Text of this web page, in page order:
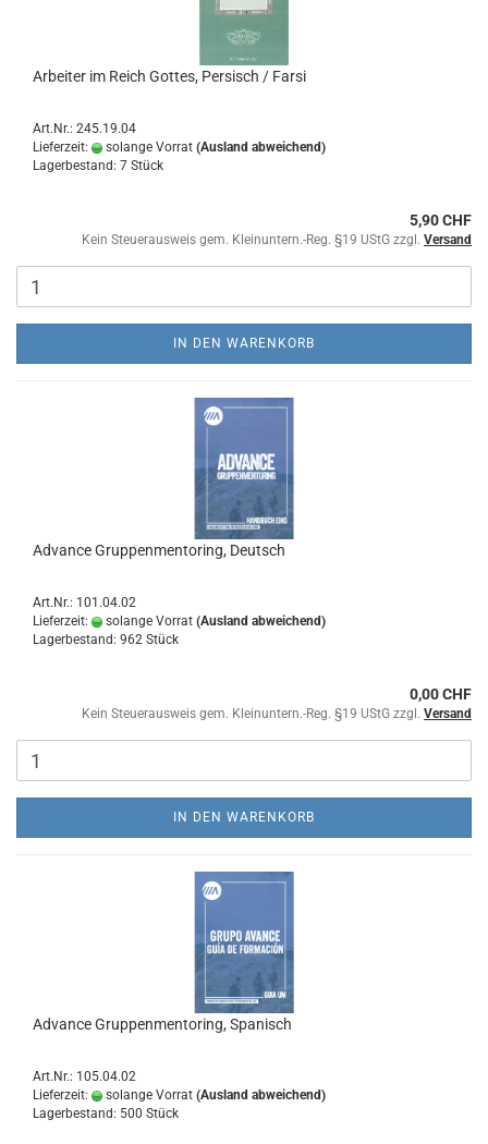
Arbeiter im Reich Gottes, Persisch / Farsi
Art.Nr.: 245.19.04
Lieferzeit:
solange Vorrat (Ausland abweichend)
Lagerbestand: 7 Stück
5,90 CHF
Kein Steuerausweis gem. Kleinuntern.-Reg. §19 UStG zzgl. Versand
IN DEN WARENKORB
Advance Gruppenmentoring, Deutsch
Art.Nr.: 101.04.02
Lieferzeit:
solange Vorrat (Ausland abweichend)
Lagerbestand: 962 Stück
0,00 CHF
Kein Steuerausweis gem. Kleinuntern.-Reg. §19 UStG zzgl. Versand
IN DEN WARENKORB
Advance Gruppenmentoring, Spanisch
Art.Nr.: 105.04.02
Lieferzeit:
solange Vorrat (Ausland abweichend)
Lagerbestand: 500 Stück